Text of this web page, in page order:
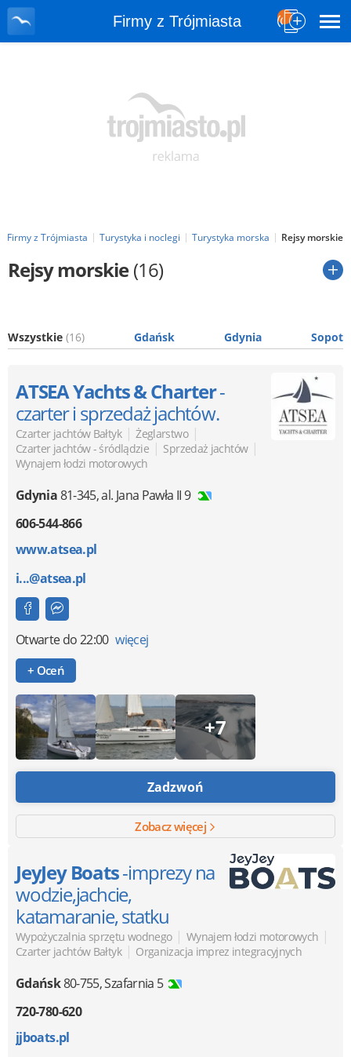
Firmy z Trójmiasta
Firmy z Trójmiasta Turystyka i noclegi Turystyka morska Rejsy morskie
Rejsy morskie(16)
Wszystkie (16) Gdańsk Gdynia Sopot
ATSEA Yachts & Charter-
czarter i sprzedaż jachtów.
Czarter jachtów Bałtyk | Żeglarstwo |
Czarter jachtów - śródlądzie | Sprzedaż jachtów |
Wynajem łodzi motorowych
Gdynia81-345,al. Jana Pawła II 9
606-544-866
www.atsea.pl
i...@atsea.pl
Otwartedo 22:00 więcej
+ Oceń
+7
Zadzwoń
Zobacz więcej
JeyJey Boats-imprezy na
wodzie,jachcie,
katamaranie, statku
Wypożyczalnia sprzętu wodnego | Wynajem łodzi motorowych |
Czarter jachtów Bałtyk | Organizacja imprez integracyjnych
Gdańsk80-755,Szafarnia 5
720-780-620
jjboats.pl